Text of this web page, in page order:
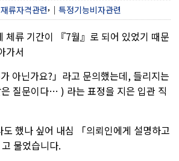
류자격관련, 특정기능비자관련
체류 기간이 『7월』로 되어 있었기 때문
가서
아닌가요?」라고 문의했는데, 들리지는
질문이다… ) 라는 표정을 지은 입관 직
했나 싶어 내심 「의뢰인에게 설명하고
물었습니다.